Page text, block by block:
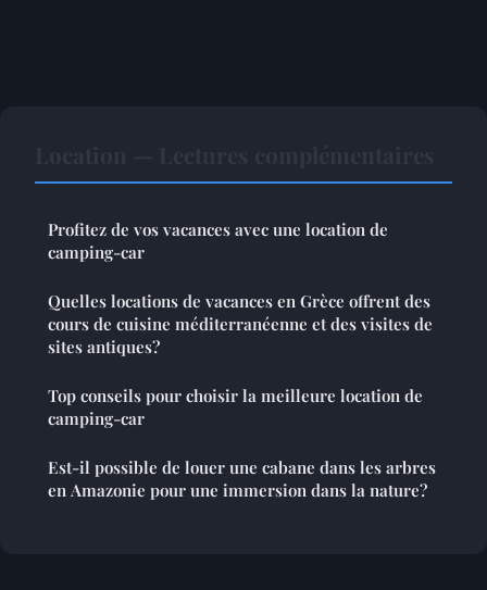
Profitez de vos vacances avec une location de
camping-car
Quelles locations de vacances en Grèce offrent des
cours de cuisine méditerranéenne et des visites de
sites antiques?
Top conseils pour choisir la meilleure location de
camping-car
Est-il possible de louer une cabane dans les arbres
en Amazonie pour une immersion dans la nature?